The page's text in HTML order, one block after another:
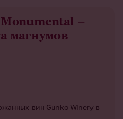
–
магнумов
вин Gunko Winery в